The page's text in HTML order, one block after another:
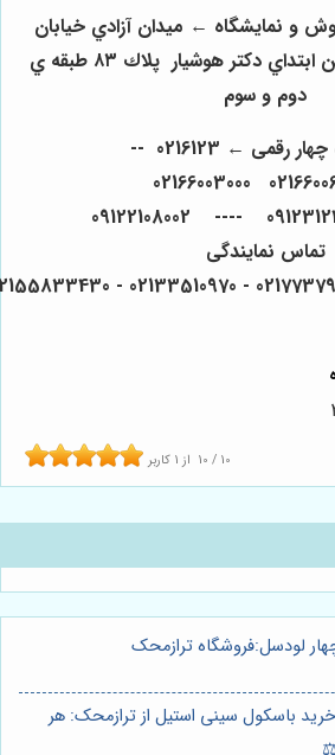
و نمایشگاه ← ميدان آزادي خيابان
آزادي بعد از استاد معين ابتداي دكتر هوشيار پلاك ٨٣ طبقه ي
دوم و سوم
خط ویژه چهار رقمی ← 0216123 --
تماس نمایندگی
10 / از 1کاربر
لودسل:فروشگاه ترازمحک
باسکول سینی استیل از ترازمحک: هر